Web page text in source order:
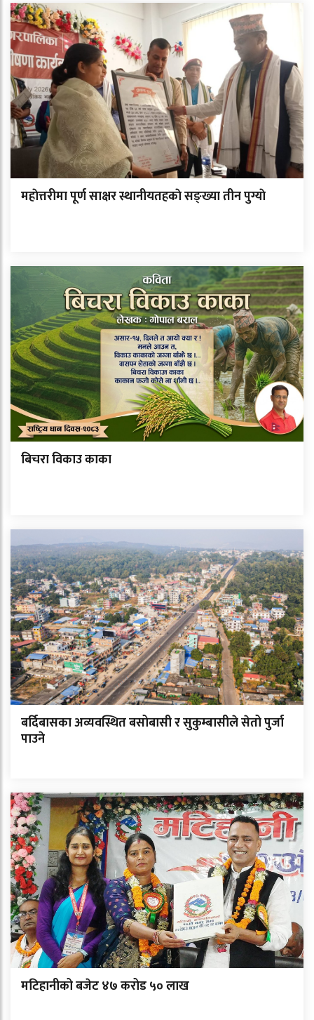
महाेत्तरीमा पूर्ण साक्षर स्थानीयतहकाे सङ्ख्या तीन पुग्याे
बिचरा विकाउ काका
बर्दिबासका अव्यवस्थित बसोबासी र सुकुम्बासीले सेतो पुर्जा
पाउने
मटिहानीको बजेट ४७ करोड ५० लाख